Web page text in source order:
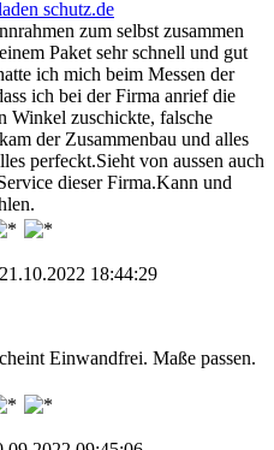
schutz.de
zum selbst zusammen
Paket sehr schnell und gut
ich mich beim Messen der
ich bei der Firma anrief die
Winkel zuschickte, falsche
der Zusammenbau und alles
perfeckt.Sieht von aussen auch
dieser Firma.Kann und
18:44:29
Einwandfrei. Maße passen.